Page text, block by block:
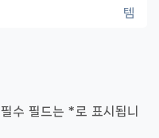
템
필수 필드는 * 로 표시됩니